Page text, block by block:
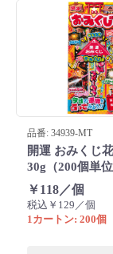
品番: 34939-MT
開運 おみくじ
30g（200個単位
￥118／個
税込￥129／個
1カートン: 200個